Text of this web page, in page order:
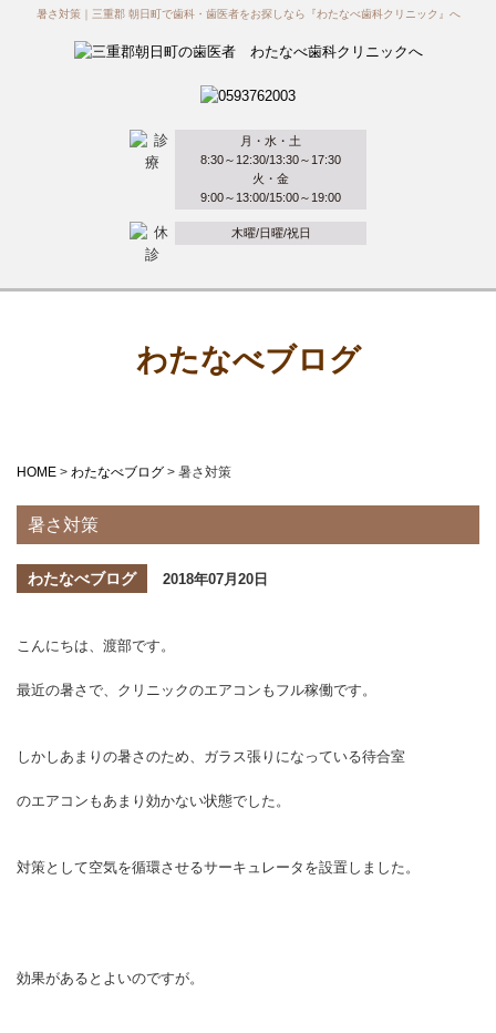
暑さ対策｜三重郡 朝日町で歯科・歯医者をお探しなら『わたなべ歯科クリニック』へ
月・水・土
8:30～12:30/13:30～17:30
火・金
9:00～13:00/15:00～19:00
木曜/日曜/祝日
わたなべブログ
HOME > わたなべブログ > 暑さ対策
暑さ対策
わたなべブログ 2018年07月20日
こんにちは、渡部です。
最近の暑さで、クリニックのエアコンもフル稼働です。
しかしあまりの暑さのため、ガラス張りになっている待合室
のエアコンもあまり効かない状態でした。
対策として空気を循環させるサーキュレータを設置しました。
効果があるとよいのですが。